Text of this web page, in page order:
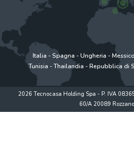
Italia -Spagna -Ungheria -Messico
Tunisia -Thailandia -Repubblica di
2026 Tecnocasa Holding Spa - P. IVA
60/A 20089